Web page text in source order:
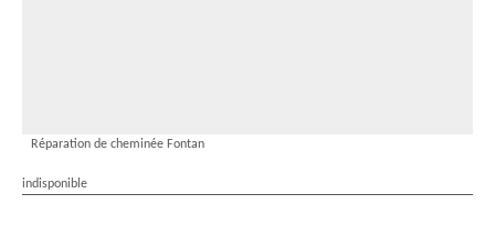
Réparation de cheminée Fontan
indisponible